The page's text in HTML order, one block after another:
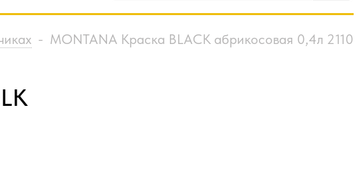
- MONTANA Краска BLACK абрикосовая 0,4л 2110